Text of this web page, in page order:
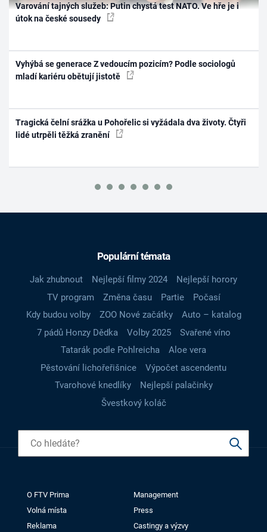
Varování tajných služeb: Putin chystá test NATO. Ve hře je i
útok na české sousedy
Vyhýbá se generace Z vedoucím pozicím? Podle sociologů
mladí kariéru obětují jistotě
Tragická čelní srážka u Pohořelic si vyžádala dva životy. Čtyři
lidé utrpěli těžká zranění
Populární témata
Jak zhubnout Nejlepší filmy 2024
Nejlepší horory
TV program
Změna času Partie
Počasí
Kdy budou volby
ZOO Nové začátky
Auto – katalog
7 pádů Honzy Dědka
Volby 2025
Svařené víno
Tatarák podle Pohlreicha
Aloe vera
Pěstování lichořeřišnice
Výpočet ascendentu
Tvarohové knedlíky
Nejlepší palačinky
Švestkový koláč
O FTV Prima
Management
Volná místa
Press
Reklama
Castingy a výzvy